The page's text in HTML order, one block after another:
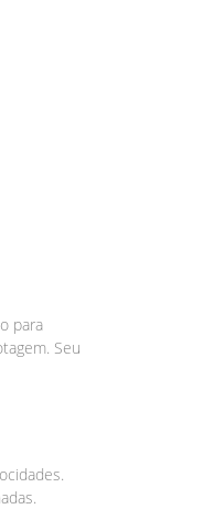
para
Seu